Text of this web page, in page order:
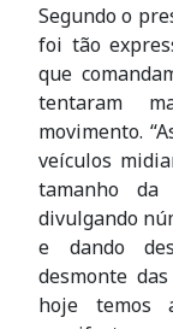
Segundo o
foi tão
que
tentaram
movimento.
veículos
tamanho da
divulgando
e dando
desmonte
hoje temos